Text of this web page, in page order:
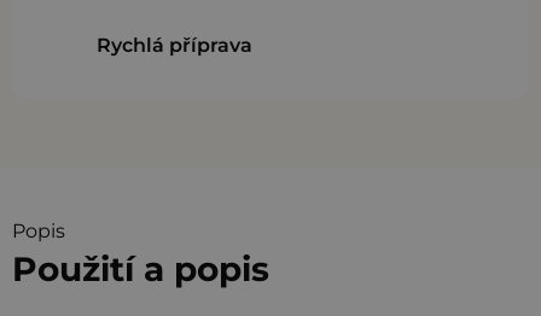
Rychlá příprava
Popis
Použití a popis